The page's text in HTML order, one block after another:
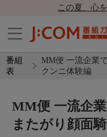
この夏、心
番組
表
MM便 一流企業
クンニ体験編
MM便 一流企
またがり顔面